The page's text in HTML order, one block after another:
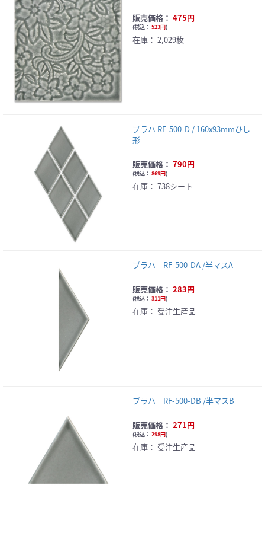
販売価格： 475円
(税込： 523円)
在庫： 2,029枚
プラハ RF-500-D / 160x93mmひし
形
販売価格： 790円
(税込： 869円)
在庫： 738シート
プラハ RF-500-DA /半マスA
販売価格： 283円
(税込： 311円)
在庫： 受注生産品
プラハ RF-500-DB /半マスB
販売価格： 271円
(税込： 298円)
在庫： 受注生産品